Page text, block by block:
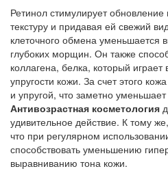
Ретинол стимулирует
текстуру и придавая ей свежий
клеточного обмена уменьшается
глубоких морщин. Он также
коллагена, белка, который
упругости кожи. За счет этого
и упругой, что заметно
Антивозрастная косметология
удивительное действие. К тому
что при регулярном
способствовать уменьшению
выравниванию тона кожи.